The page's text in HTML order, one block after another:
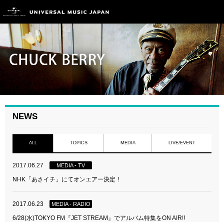
NEWS
ALL TOPICS MEDIA LIVE/EVENT
2017.06.27 MEDIA - TV
NHK「あさイチ」にてオンエアー決定！
2017.06.23 MEDIA - RADIO
6/28(水)TOKYO FM『JET STREAM』でアルバム特集をON AIR!!